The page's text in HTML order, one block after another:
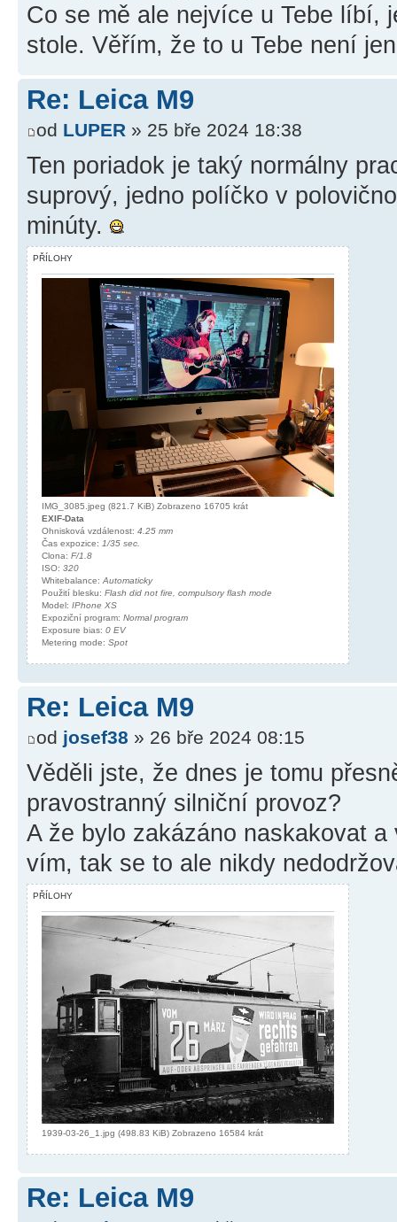
Co se mě ale nejvíce u Tebe líbí,
stole. Věřím, že to u Tebe není
Re: Leica M9
od LUPER » 25 bře 2024 18:38
Ten poriadok je taký normálny
suprový, jedno políčko v
minúty.
PŘÍLOHY
IMG_3085.jpeg (821.7 KiB) Zobrazeno 16705 krát
EXIF-Data
Ohnisková vzdálenost: 4.25 mm
Čas expozice: 1/35 sec.
Clona: F/1.8
ISO: 320
Whitebalance: Automaticky
Použití blesku: Flash did not fire, compulsory flash mode
Model: IPhone XS
Expoziční program: Normal program
Exposure bias: 0 EV
Metering mode: Spot
Re: Leica M9
od josef38 » 26 bře 2024 08:15
Věděli jste, že dnes je tomu
pravostranný silniční provoz?
A že bylo zakázáno naskakovat
vím, tak se to ale nikdy
PŘÍLOHY
1939-03-26_1.jpg (498.83 KiB) Zobrazeno 16584 krát
Re: Leica M9